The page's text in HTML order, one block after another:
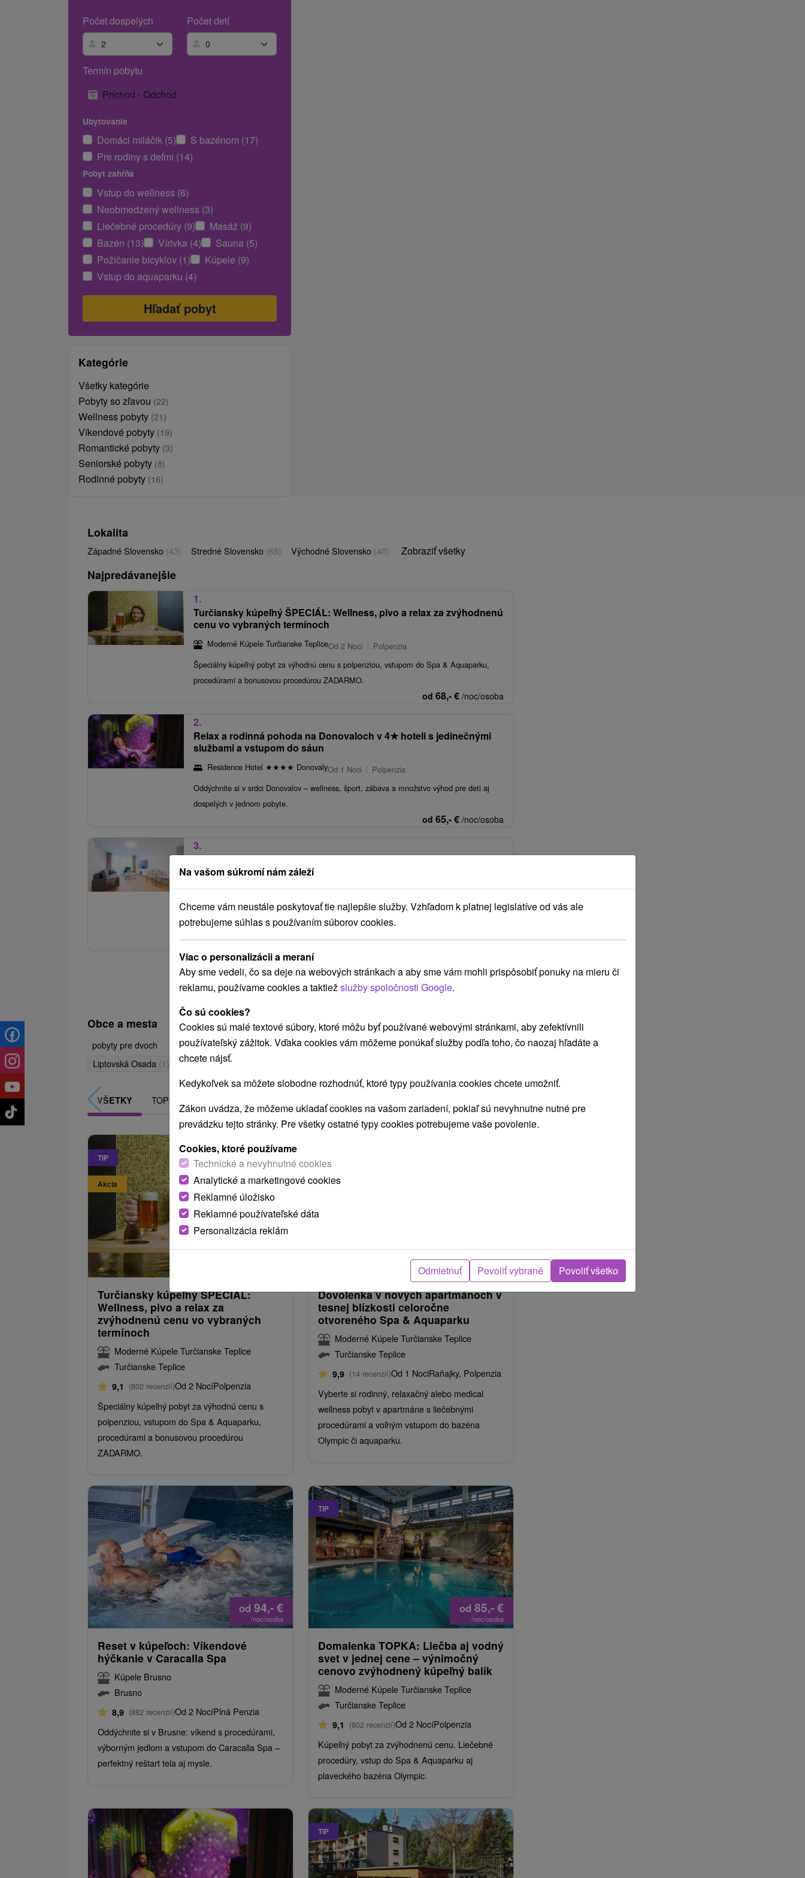
Počet dospelých
Počet detí
Termín pobytu
Príchod - Odchod
Ubytovanie
Domáci miláčik (5)
S bazénom (17)
Pre rodiny s deťmi (14)
Pobyt zahŕňa
Vstup do wellness (6)
Neobmedzený wellness (3)
Liečebné procedúry (9)
Masáž (9)
Bazén (13)
Vírivka (4)
Sauna (5)
Požičanie bicyklov (1)
Kúpele (9)
Vstup do aquaparku (4)
Kategórie
Všetky kategórie
Pobyty so zľavou (22)
Wellness pobyty (21)
Víkendové pobyty (19)
Romantické pobyty (3)
Seniorské pobyty (8)
Rodinné pobyty (16)
Lokalita
Západné Slovensko (43) Stredné Slovensko (65) Východné Slovensko (40) Zobraziť všetky
Najpredávanejšie
1.
Turčiansky kúpeľný ŠPECIÁL: Wellness, pivo a relax za zvýhodnenú
cenu vo vybraných termínoch
Moderné Kúpele Turčianske TepliceOd 2 Nocí
Polpenzia
Špeciálny kúpeľný pobyt za výhodnú cenu s polpenziou, vstupom do Spa & Aquaparku,
procedúrami a bonusovou procedúrou ZADARMO.
od 68,-€ /noc/osoba
2.
Relax a rodinná pohoda na Donovaloch v 4★ hoteli s jedinečnými
službami a vstupom do sáun
Residence Hotel ★★★★ DonovalyOd 1 Noci
Polpenzia
Oddýchnite si v srdci Donovalov – wellness, šport, zábava a množstvo výhod pre deti aj
dospelých v jednom pobyte.
od 65,-€ /noc/osoba
3.
Dovolenka v nových apartmánoch v tesnej blízkosti celoročne
otvoreného Spa & Aquaparku
Moderné Kúpele Turčianske TepliceOd 1 Noci
Raňajky, Polpenzia
Vyberte si rodinný, relaxačný alebo medical wellness pobyt v apartmáne s liečebnými
procedúrami a voľným vstupom do bazéna Olympic či aquaparku.
od37,50€ /noc/osoba
Zobraziť viac
Obce a mesta
pobyty pre dvoch Brusno(9) Turčianske Teplice(8) Ružomberok(2) Donovaly(2)
Liptovská Osada (1)
VŠETKY TOP - NAJPREDÁVANEJŠIE
TIP
Akcia
Turčiansky kúpeľný ŠPECIÁL:
Wellness, pivo a relax za
zvýhodnenú cenu vo vybraných
termínoch
Moderné Kúpele Turčianske Teplice
Turčianske Teplice
9,1 (802 recenzií)Od 2 NocíPolpenzia
Špeciálny kúpeľný pobyt za výhodnú cenu s
polpenziou, vstupom do Spa & Aquaparku,
procedúrami a bonusovou procedúrou
ZADARMO.
od37,50€
/noc/osoba
Dovolenka v nových apartmánoch v
tesnej blízkosti celoročne
otvoreného Spa & Aquaparku
Moderné Kúpele Turčianske Teplice
Turčianske Teplice
9,9 (14 recenzií)Od 1 NociRaňajky, Polpenzia
Vyberte si rodinný, relaxačný alebo medical
wellness pobyt v apartmáne s liečebnými
procedúrami a voľným vstupom do bazéna
Olympic či aquaparku.
od 94,-€
/noc/osoba
Reset v kúpeľoch: Víkendové
hýčkanie v Caracalla Spa
Kúpele Brusno
Brusno
8,9 (882 recenzií)Od 2 NocíPlná Penzia
Oddýchnite si v Brusne: víkend s procedúrami,
výborným jedlom a vstupom do Caracalla Spa –
perfektný reštart tela aj mysle.
TIP
od 85,-€
/noc/osoba
Domalenka TOPKA: Liečba aj vodný
svet v jednej cene – výnimočný
cenovo zvýhodnený kúpeľný balík
Moderné Kúpele Turčianske Teplice
Turčianske Teplice
9,1 (802 recenzií)Od 2 NocíPolpenzia
Kúpeľný pobyt za zvýhodnenú cenu. Liečebné
procedúry, vstup do Spa & Aquaparku aj
plaveckého bazéna Olympic.
TIP
Na vašom súkromí nám záleží
Chceme vám neustále poskytovať tie najlepšie služby. Vzhľadom k platnej legislatíve od vás ale
potrebujeme súhlas s používaním súborov cookies.
Viac o personalizácii a meraní
Aby sme vedeli, čo sa deje na webových stránkach a aby sme vám mohli prispôsobiť ponuky na mieru či
reklamu, používame cookies a taktiež služby spoločnosti Google.
Čo sú cookies?
Cookies sú malé textové súbory, ktoré môžu byť používané webovými stránkami, aby zefektívnili
používateľský zážitok. Vďaka cookies vám môžeme ponúkať služby podľa toho, čo naozaj hľadáte a
chcete nájsť.
Kedykoľvek sa môžete slobodne rozhodnúť, ktoré typy používania cookies chcete umožniť.
Zákon uvádza, že môžeme ukladať cookies na vašom zariadení, pokiaľ sú nevyhnutne nutné pre
prevádzku tejto stránky. Pre všetky ostatné typy cookies potrebujeme vaše povolenie.
Cookies, ktoré používame
Technické a nevyhnutné cookies
Analytické a marketingové cookies
Reklamné úložisko
Reklamné používateľské dáta
Personalizácia reklám
Odmietnuť Povoliť vybrané Povoliť všetko